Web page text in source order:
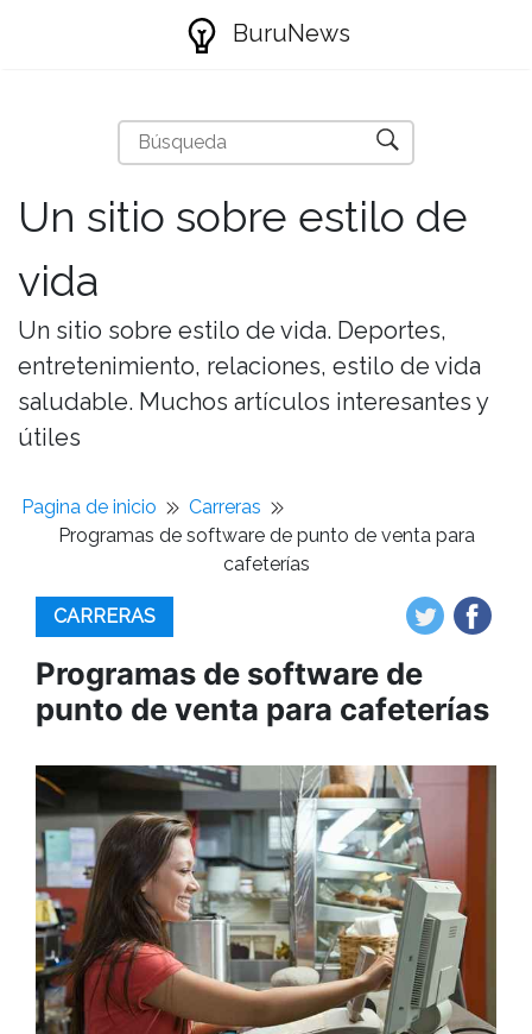
BuruNews
Un sitio sobre estilo de
vida
Un sitio sobre estilo de vida. Deportes,
entretenimiento, relaciones, estilo de vida
saludable. Muchos artículos interesantes y
útiles
Pagina de inicio
Carreras
Programas de software de punto de venta para
cafeterías
CARRERAS
Programas de software de
punto de venta para cafeterías